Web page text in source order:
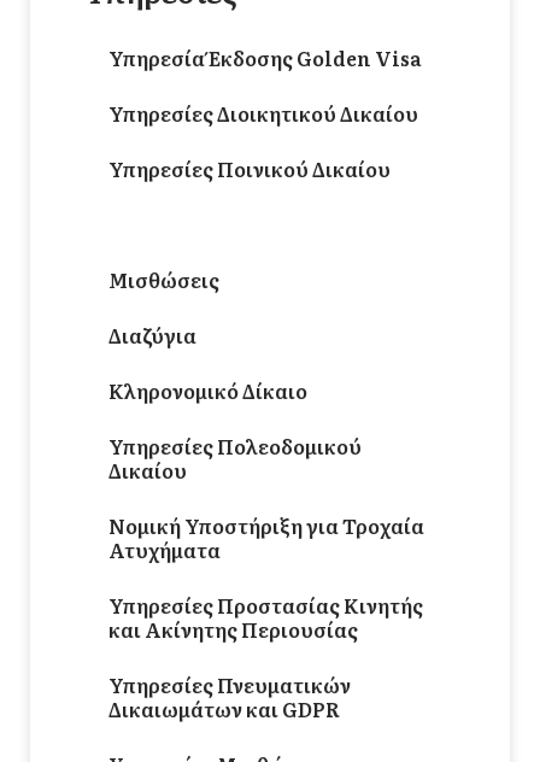
Υπηρεσία Έκδοσης Golden Visa
Υπηρεσίες Διοικητικού Δικαίου
Υπηρεσίες Ποινικού Δικαίου
Μισθώσεις
Διαζύγια
Κληρονομικό Δίκαιο
Υπηρεσίες Πολεοδομικού
Δικαίου
Νομική Υποστήριξη για Τροχαία
Ατυχήματα
Υπηρεσίες Προστασίας Κινητής
και Ακίνητης Περιουσίας
Υπηρεσίες Πνευματικών
Δικαιωμάτων και GDPR